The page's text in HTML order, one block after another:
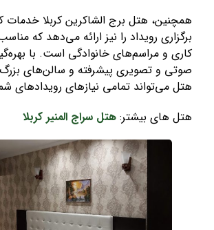
همچنین، هتل برج الشاکرین کربلا خدمات
برگزاری رویداد را نیز ارائه می‌دهد که
کاری و مراسم‌های خانوادگی است. با
صوتی و تصویری پیشرفته و سالن‌های
هتل می‌تواند تمامی نیازهای رویدادهای
هتل های بیشتر:هتل سراج المنیر کربلا